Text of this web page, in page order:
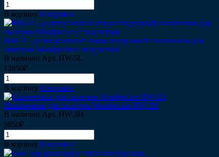
В корзину В корзине
HW-5L - универсальный автоклавируемый наконечник для
скалеров Woodpecker с подсветкой
В наличии Арт. HW-5L
12850₽
В корзину В корзине
Наконечник для скалеров Woodpecker HW-3H
В наличии Арт. HW-3H
9850₽
В корзину В корзине